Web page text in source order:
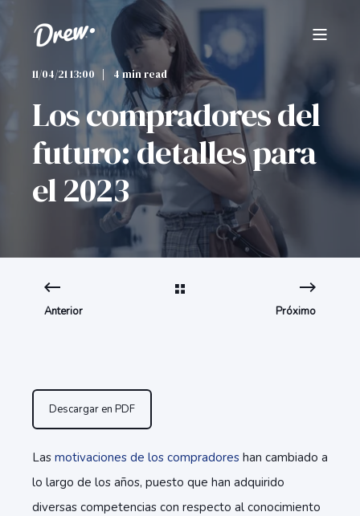
11/04/21 13:00 4 min read
Los compradores del
futuro: detalles para
el 2023
Anterior Próximo
Descargar en PDF
Las motivaciones de los compradores han cambiado a
lo largo de los años, puesto que han adquirido
diversas competencias con respecto al conocimiento